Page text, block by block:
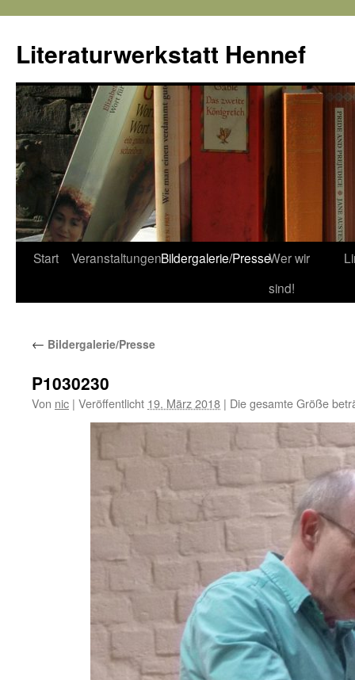
Literaturwerkstatt Hennef
Zum
Start VeranstaltungenBildergalerie/PresseWer wir
sind!
← Bildergalerie/Presse
P1030230
Von nic | Veröffentlicht 19. März 2018 | Die gesamte Größe